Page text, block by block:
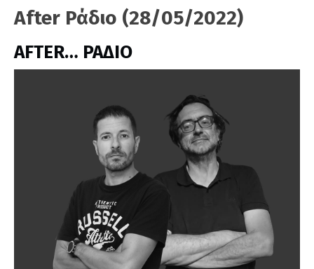
After Ράδιο (28/05/2022)
AFTER… ΡΑΔΙΟ